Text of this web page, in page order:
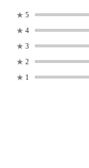
★ 5
★ 4
★ 3
★ 2
★ 1